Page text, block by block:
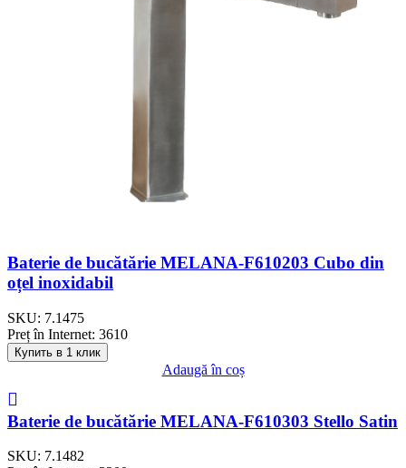
Baterie de bucătărie MELANA-F610203 Cubo din
oțel inoxidabil
SKU: 7.1475
Preț în Internet: 3610
Купить в 1 клик
Adaugă în coș
Baterie de bucătărie MELANA-F610303 Stello Satin
SKU: 7.1482